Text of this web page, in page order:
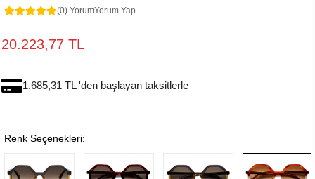
(0) YorumYorum Yap
20.223,77 TL
1.685,31 TL 'den başlayan taksitlerle
Renk Seçenekleri: